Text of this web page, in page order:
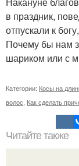
в праздник,
отпускали к
Почему бы нам
шариком или с
Категории: Косы на
волос Как сделать
Читайте также